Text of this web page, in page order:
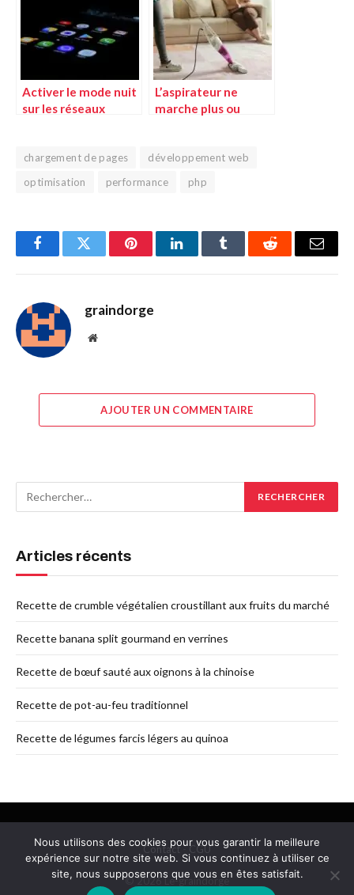
Activer le mode nuit
sur les réseaux
quelques clics
L’aspirateur ne
marche plus ou
chargement de pages
développement web
optimisation
performance php
FacebookTwitter PinterestLinkedInTumblr Reddit
E-
graindorge
Site
AJOUTER UN COMMENTAIRE
Articles récents
Recette de crumble végétalien croustillant aux fruits du marché
Recette banana split gourmand en verrines
Recette de bœuf sauté aux oignons à la chinoise
Recette de pot-au-feu traditionnel
Recette de légumes farcis légers au quinoa
Contact-CGU
© 2026 Le-graindorge
Nous utilisons des cookies pour vous garantir la meilleure
expérience sur notre site web. Si vous continuez à utiliser ce
site, nous supposerons que vous en êtes satisfait.